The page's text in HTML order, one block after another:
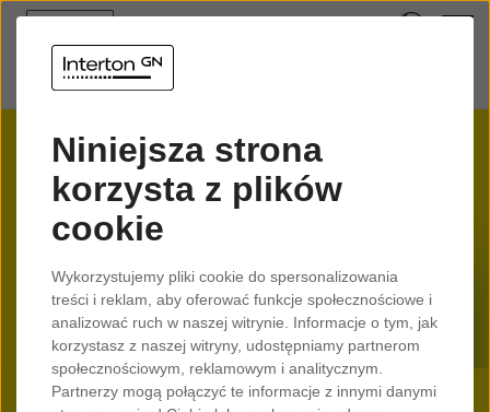
Niniejsza strona
korzysta z plików
cookie
Wykorzystujemy pliki cookie do spersonalizowania
treści i reklam, aby oferować funkcje społecznościowe i
analizować ruch w naszej witrynie. Informacje o tym, jak
korzystasz z naszej witryny, udostępniamy partnerom
społecznościowym, reklamowym i analitycznym.
Partnerzy mogą połączyć te informacje z innymi danymi